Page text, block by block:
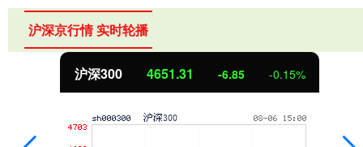
沪深京行情 实时轮播
沪深300 4651.31 -6.85 -0.15%